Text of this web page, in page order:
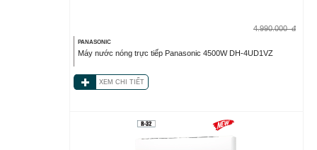
4.990.000 đ
PANASONIC
Máy nước nóng trực tiếp Panasonic 4500W DH-4UD1VZ
XEM CHI TIẾT